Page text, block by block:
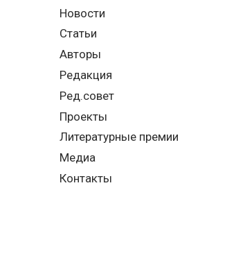
Новости
Статьи
Авторы
Редакция
Ред.совет
Проекты
Литературные премии
Медиа
Контакты